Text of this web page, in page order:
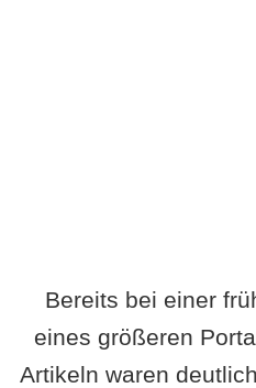
Bereits bei einer
eines größeren
Artikeln waren